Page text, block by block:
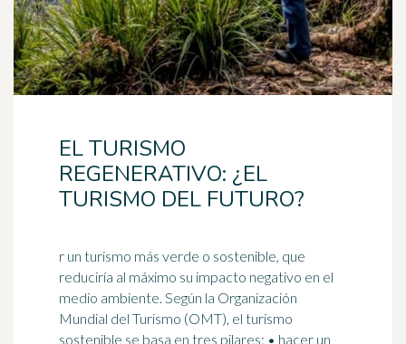
EL TURISMO
REGENERATIVO: ¿EL
TURISMO DEL FUTURO?
r un turismo más verde o sostenible, que
reduciría al máximo su impacto negativo en el
medio ambiente. Según la Organización
Mundial del Turismo (OMT), el turismo
sostenible se basa en tres pilares: • hacer un